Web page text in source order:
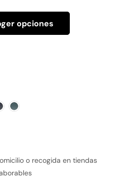
opciones
o recogida en tiendas